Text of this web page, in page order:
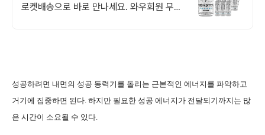
로켓배송으로 바로 만나세요. 와우회원 무료
성공하려면 내면의 성공 동력기를 돌리는 근본적인 에너지를 파악하고
거기에 집중하면 된다. 하지만 필요한 성공 에너지가 전달되기까지는 많
은 시간이 소요될 수 있다.